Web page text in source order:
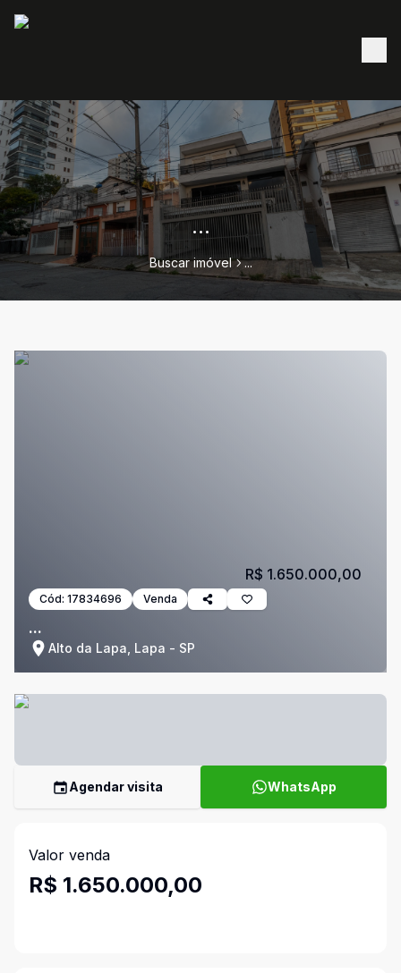
...
Buscar imóvel ...
Cód: 17834696 Venda
...
Alto da Lapa, Lapa - SP
R$ 1.650.000,00
Agendar visita WhatsApp
Valor venda
R$ 1.650.000,00